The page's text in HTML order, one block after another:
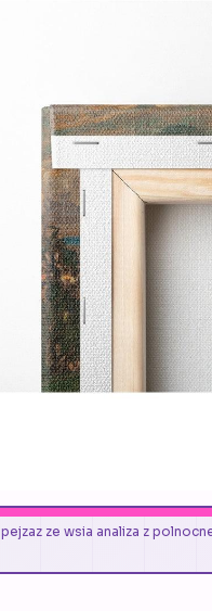
pejzaz ze wsia analiza z